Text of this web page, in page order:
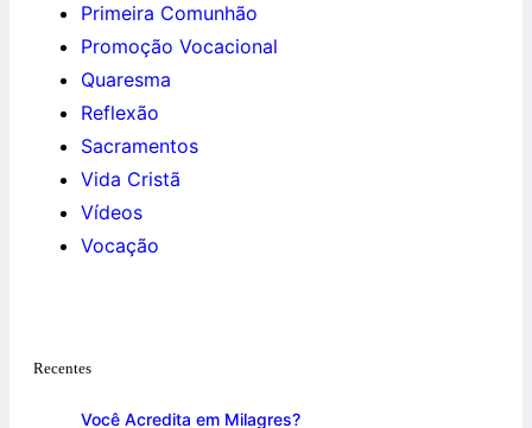
Primeira Comunhão
Promoção Vocacional
Quaresma
Reflexão
Sacramentos
Vida Cristã
Vídeos
Vocação
Recentes
Você Acredita em Milagres?